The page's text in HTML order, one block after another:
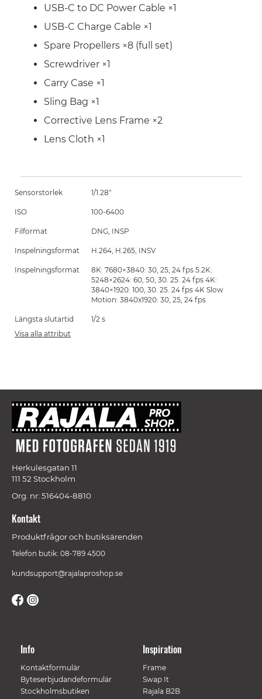
USB-C to DC Power Cable ×1
USB-C Charge Cable ×1
Spare Propellers ×8 (full set)
Screwdriver ×1
Carry Case ×1
Sling Bag ×1
Corrective Lens Frame ×2
Lens Cloth ×1
Sensorstorlek 1/1.28"
ISO 100-6400
Filformat DNG, INSP
Inspelningsformat H.264, H.265, INSV
Inspelningsformat
8K: 7680×3840: 30, 25, 24 fps 5.2K:
5248×2624: 60, 50, 30. 25. 24 fps 4K:
3840×1920: 100, 30. 25. 24 fps 4K Slow
Motion: 3840x1920: 30, 25, 24 fps
Längsta slutartid
1/2 s
Visa alla attribut
Herkulesgatan 11
111 52 Stockholm
Org. nr: 516404-8810
Kontakt
Produktfrågor och butiksärenden
Telefon butik: 08-789 4500
kundsupport@rajalaproshop.se
Info
Kontaktformulär
Byteserbjudandeformulär
Stockholmsbutiken
Inspiration
Frame
Swap It
Rajala B2B